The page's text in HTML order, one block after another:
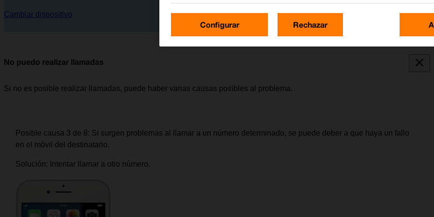
Cambiar dispositivo
No puedo realizar llamadas
Si no es posible realizar llamadas, puede haber varias causas posibles al problema.
Posible causa 3 de 8: Si surgen problemas al llamar a un número determinado, se puede deber a que haya un fallo
en el móvil del destinatario.
Solución: Intentar llamar a otro número.
Configurar Rechazar